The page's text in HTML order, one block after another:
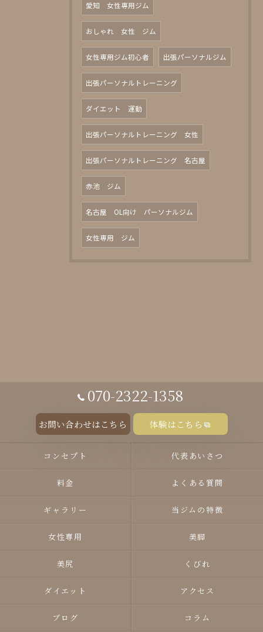
愛知 女性専用ジム
おしゃれ 女性 ジム
女性専用ジム初心者 出張パーソナルジム
出張パーソナルトレーニング
ダイエット 運動
出張パーソナルトレーニング 女性
出張パーソナルトレーニング 名古屋
赤池 ジム
名古屋 OL向け パーソナルジム
女性専用 ジム
070-2322-1358
お問い合わせはこちら 体験はこちら
コンセプト 代表あいさつ
料金 よくある質問
ギャラリー 当ジムの特徴
女性専用 美脚
美尻 くびれ
ダイエット アクセス
ブログ コラム